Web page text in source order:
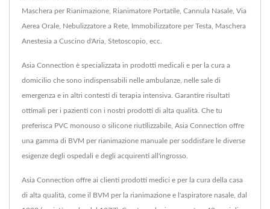
Maschera per Rianimazione, Rianimatore Portatile, Cannula Nasale, Via
Aerea Orale, Nebulizzatore a Rete, Immobilizzatore per Testa, Maschera
Anestesia a Cuscino d'Aria, Stetoscopio, ecc.
Asia Connection è specializzata in prodotti medicali e per la cura a
domicilio che sono indispensabili nelle ambulanze, nelle sale di
emergenza e in altri contesti di terapia intensiva. Garantire risultati
ottimali per i pazienti con i nostri prodotti di alta qualità. Che tu
preferisca PVC monouso o silicone riutilizzabile, Asia Connection offre
una gamma di BVM per rianimazione manuale per soddisfare le diverse
esigenze degli ospedali e degli acquirenti all'ingrosso.
Asia Connection offre ai clienti prodotti medici e per la cura della casa
di alta qualità, come il BVM per la rianimazione e l'aspiratore nasale, dal